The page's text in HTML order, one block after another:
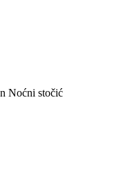
Noćni stočić